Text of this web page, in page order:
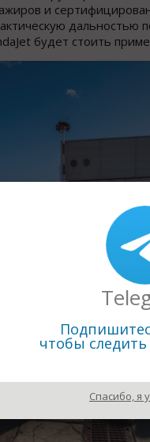
и
дальностью
будет стоить
чтобы
Спасибо, я